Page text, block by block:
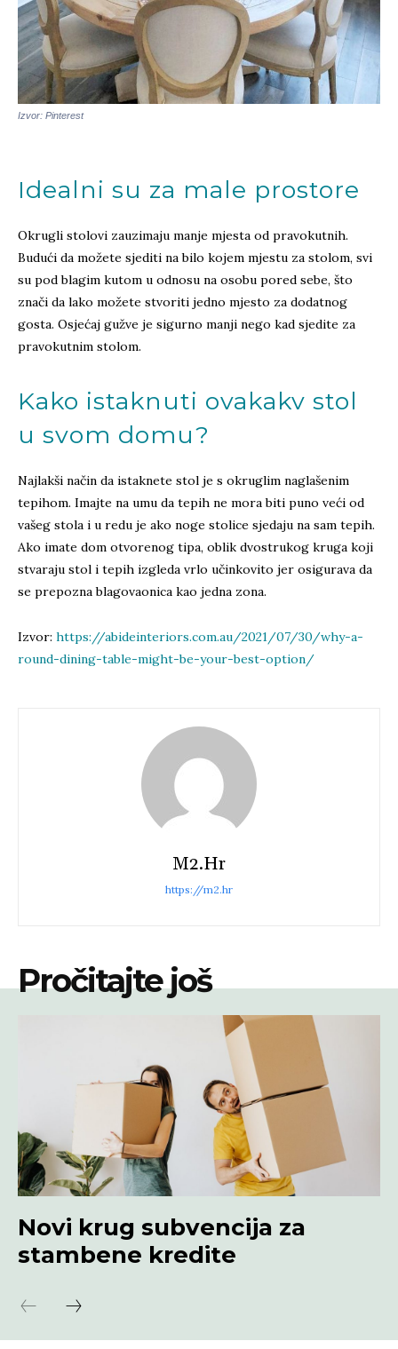
Izvor: Pinterest
Idealni su za male prostore
Okrugli stolovi zauzimaju manje mjesta od pravokutnih.
Budući da možete sjediti na bilo kojem mjestu za stolom, svi
su pod blagim kutom u odnosu na osobu pored sebe, što
znači da lako možete stvoriti jedno mjesto za dodatnog
gosta. Osjećaj gužve je sigurno manji nego kad sjedite za
pravokutnim stolom.
Kako istaknuti ovakakv stol
u svom domu?
Najlakši način da istaknete stol je s okruglim naglašenim
tepihom. Imajte na umu da tepih ne mora biti puno veći od
vašeg stola i u redu je ako noge stolice sjedaju na sam tepih.
Ako imate dom otvorenog tipa, oblik dvostrukog kruga koji
stvaraju stol i tepih izgleda vrlo učinkovito jer osigurava da
se prepozna blagovaonica kao jedna zona.
Izvor: https://abideinteriors.com.au/2021/07/30/why-a-
round-dining-table-might-be-your-best-option/
M2.hr
https://m2.hr
Pročitajte još
Novi krug subvencija za
stambene kredite